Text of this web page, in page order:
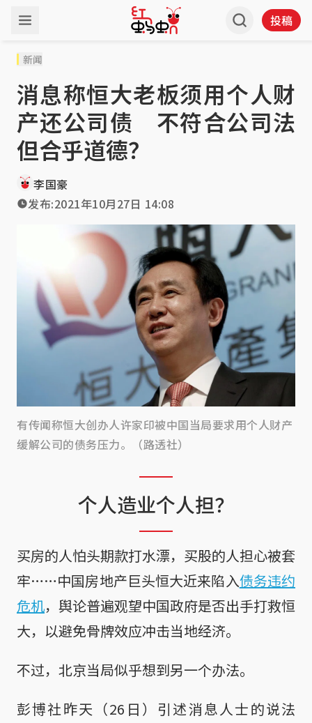
投稿
新闻
消息称恒大老板须用个人财
产还公司债 不符合公司法
但合乎道德？
李国豪
发布:2021年10月27日 14:08
有传闻称恒大创办人许家印被中国当局要求用个人财产
缓解公司的债务压力。（路透社）
个人造业个人担？
买房的人怕头期款打水漂，买股的人担心被套
牢……中国房地产巨头恒大近来陷入债务违约
危机，舆论普遍观望中国政府是否出手打救恒
大，以避免骨牌效应冲击当地经济。
不过，北京当局似乎想到另一个办法。
彭博社昨天（26日）引述消息人士的说法